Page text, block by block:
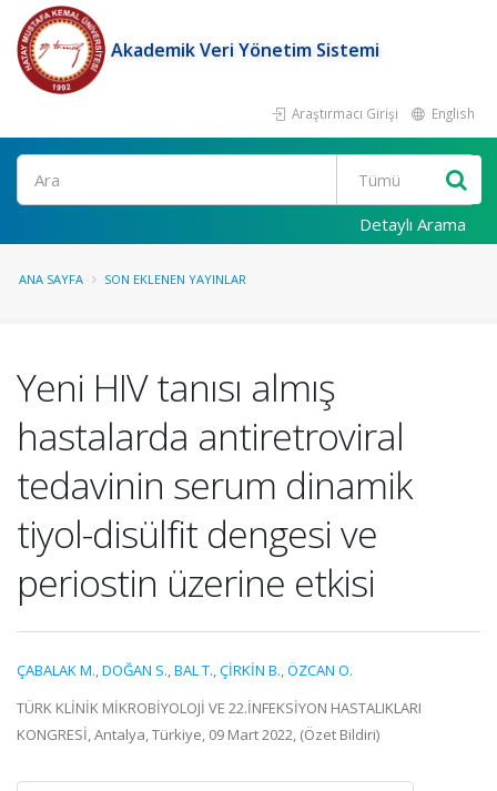
Akademik Veri Yönetim Sistemi
Araştırmacı Girişi English
Ara
Detaylı Arama
ANA SAYFA SON EKLENEN YAYINLAR
Yeni HIV tanısı almış
hastalarda antiretroviral
tedavinin serum dinamik
tiyol-disülfit dengesi ve
periostin üzerine etkisi
ÇABALAK M.,DOĞAN S.,BAL T.,ÇİRKİN B.,ÖZCAN O.
TÜRK KLİNİK MİKROBİYOLOJİ VE 22.İNFEKSİYON HASTALIKLARI
KONGRESİ, Antalya, Türkiye, 09 Mart 2022, (Özet Bildiri)